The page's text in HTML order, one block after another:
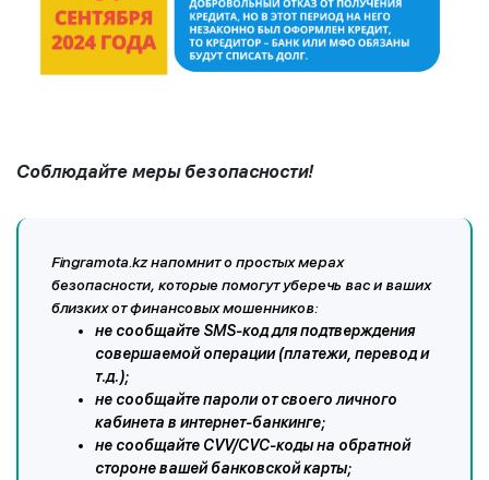
Соблюдайте меры безопасности!
Fingramota.kz напомнит о простых мерах
безопасности, которые помогут уберечь вас и ваших
близких от финансовых мошенников:
не сообщайте SMS-код для подтверждения
совершаемой операции (платежи, перевод и
т.д.);
не сообщайте пароли от своего личного
кабинета в интернет-банкинге;
не сообщайте CVV/CVC-коды на обратной
стороне вашей банковской карты;